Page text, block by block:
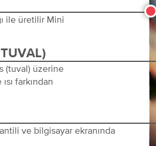
ile üretilir Mini
(tuval) üzerine
farkından
ve bilgisayar ekranında